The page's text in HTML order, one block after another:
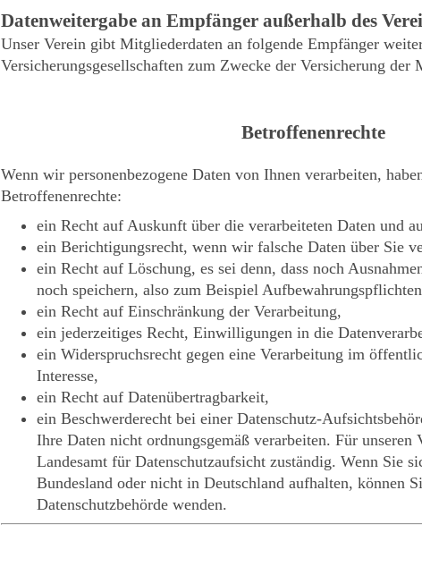
Datenweitergabe an Empfänger außerhalb des
Unser Verein gibt Mitgliederdaten an folgende Empfänger
Versicherungsgesellschaften zum Zwecke der Versicherung der
Betroffenenrechte
Wenn wir personenbezogene Daten von Ihnen verarbeiten,
Betroffenenrechte:
ein Recht auf Auskunft über die verarbeiteten Daten und
ein Berichtigungsrecht, wenn wir falsche Daten über Sie
ein Recht auf Löschung, es sei denn, dass noch
noch speichern, also zum Beispiel
ein Recht auf Einschränkung der Verarbeitung,
ein jederzeitiges Recht, Einwilligungen in die
ein Widerspruchsrecht gegen eine Verarbeitung im
Interesse,
ein Recht auf Datenübertragbarkeit,
ein Beschwerderecht bei einer Datenschutz-
Ihre Daten nicht ordnungsgemäß verarbeiten. Für unseren
Landesamt für Datenschutzaufsicht zuständig. Wenn Sie
Bundesland oder nicht in Deutschland aufhalten, können
Datenschutzbehörde wenden.